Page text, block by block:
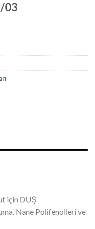
03
için DUŞ
Nane Polifenolleri ve